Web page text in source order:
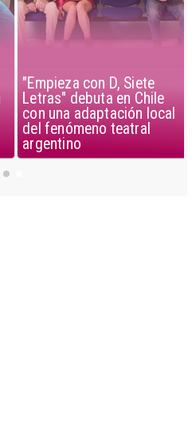
"Empieza con D, Siete
Letras" debuta en Chile
con una adaptación local
del fenómeno teatral
argentino